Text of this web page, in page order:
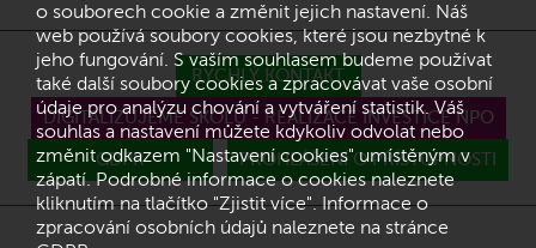
RYCHLÝ KONTAKT
DIGITALIZUJEME ŠKOLU - REALIZACE INVESTICE NPO
GDPR PROHLÁŠENÍ O PŘÍSTUPNOSTI
o souborech cookie a změnit jejich nastavení. Náš
web používá soubory cookies, které jsou nezbytné k
jeho fungování. S vaším souhlasem budeme používat
také další soubory cookies a zpracovávat vaše osobní
údaje pro analýzu chování a vytváření statistik. Váš
souhlas a nastavení můžete kdykoliv odvolat nebo
změnit odkazem "Nastavení cookies" umístěným v
zápatí. Podrobné informace o cookies naleznete
kliknutím na tlačítko "Zjistit více". Informace o
zpracování osobních údajů naleznete na stránce